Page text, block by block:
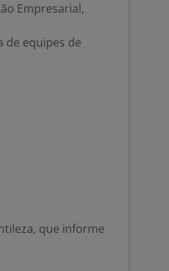
Empresarial,
de equipes de
que informe